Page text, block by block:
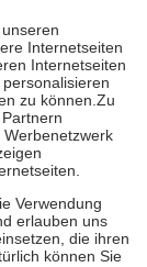
die
Apotheken.
die
je
Gesundheit
zu unterstützen,
18. Lebensjahr